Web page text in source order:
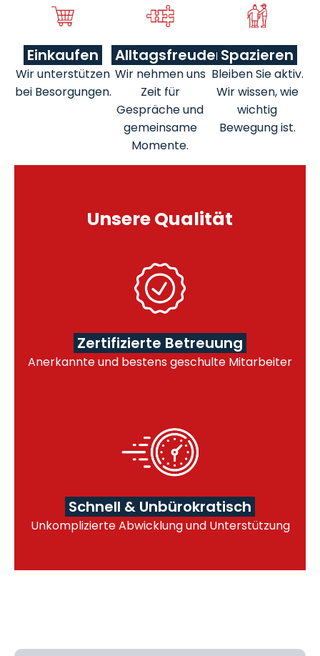
Einkaufen
Wir unterstützen
bei Besorgungen.
Alltagsfreuden
Wir nehmen uns
Zeit für
Gespräche und
gemeinsame
Momente.
Spazieren
Bleiben Sie aktiv.
Wir wissen, wie
wichtig
Bewegung ist.
Unsere Qualität
Zertifizierte Betreuung
Anerkannte und bestens geschulte Mitarbeiter
Schnell & Unbürokratisch
Unkomplizierte Abwicklung und Unterstützung